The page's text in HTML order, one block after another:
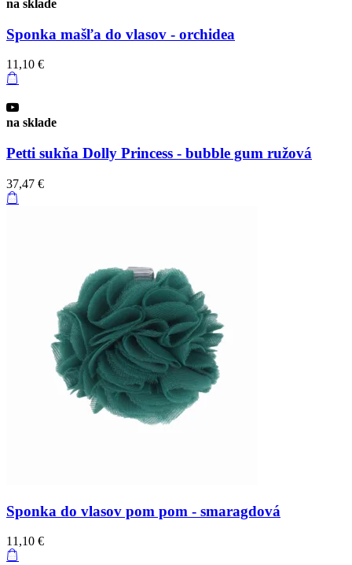
na sklade
Sponka mašľa do vlasov - orchidea
11,10 €
na sklade
Petti sukňa Dolly Princess - bubble gum ružová
37,47 €
Sponka do vlasov pom pom - smaragdová
11,10 €